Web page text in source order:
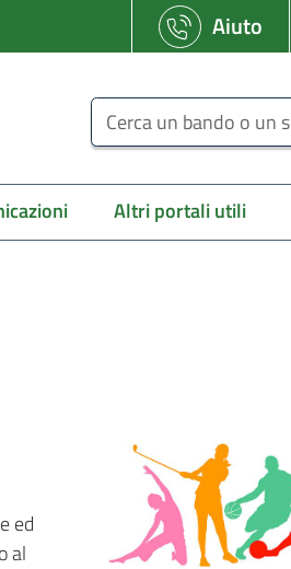
Aiuto
Cerca un bando o un servizio
Altri portali utili
ed
al